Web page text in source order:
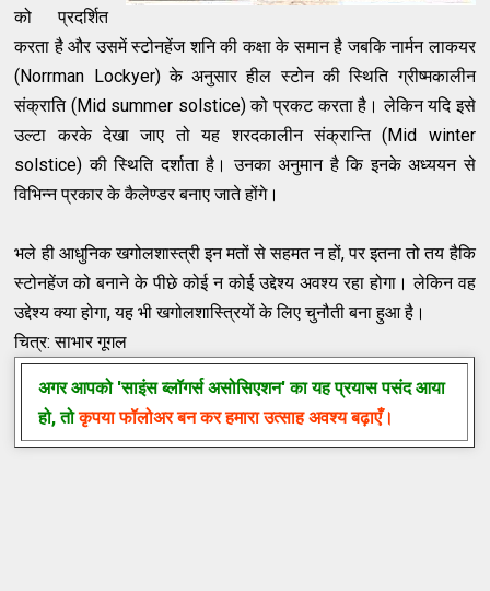
को प्रदर्शित
करता है और उसमें स्टोनहेंज शनि की कक्षा के समान है जबकि नार्मन लाकयर
(Norrman Lockyer) के अनुसार हील स्टोन की स्थिति ग्रीष्मकालीन
संक्राति (Mid summer solstice) को प्रकट करता है। लेकिन यदि इसे
उल्टा करके देखा जाए तो यह शरदकालीन संक्रान्ति (Mid winter
solstice) की स्थिति दर्शाता है। उनका अनुमान है कि इनके अध्ययन से
विभिन्न प्रकार के कैलेण्डर बनाए जाते होंगे।
भले ही आधुनिक खगोलशास्त्री इन मतों से सहमत न हों, पर इतना तो तय हैकि
स्टोनहेंज को बनाने के पीछे कोई न कोई उद्देश्य अवश्य रहा होगा। लेकिन वह
उद्देश्य क्या होगा, यह भी खगोलशास्त्रियों के लिए चुनौती बना हुआ है।
चित्र: साभार गूगल
अगर आपको 'साइंस ब्लॉगर्स असोसिएशन'का यह प्रयास पसंद आया
हो, तोकृपया फॉलोअर बन कर हमारा उत्साह अवश्य बढ़ाएँ।